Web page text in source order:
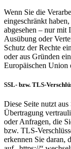
Wenn Sie die
eingeschränkt
abgesehen – nur
Ausübung oder
Schutz der Rechte
oder aus Gründen
Europäischen Union
SSL- bzw. TLS-
Diese Seite nutzt
Übertragung
oder Anfragen, die
bzw. TLS-
erkennen Sie daran,